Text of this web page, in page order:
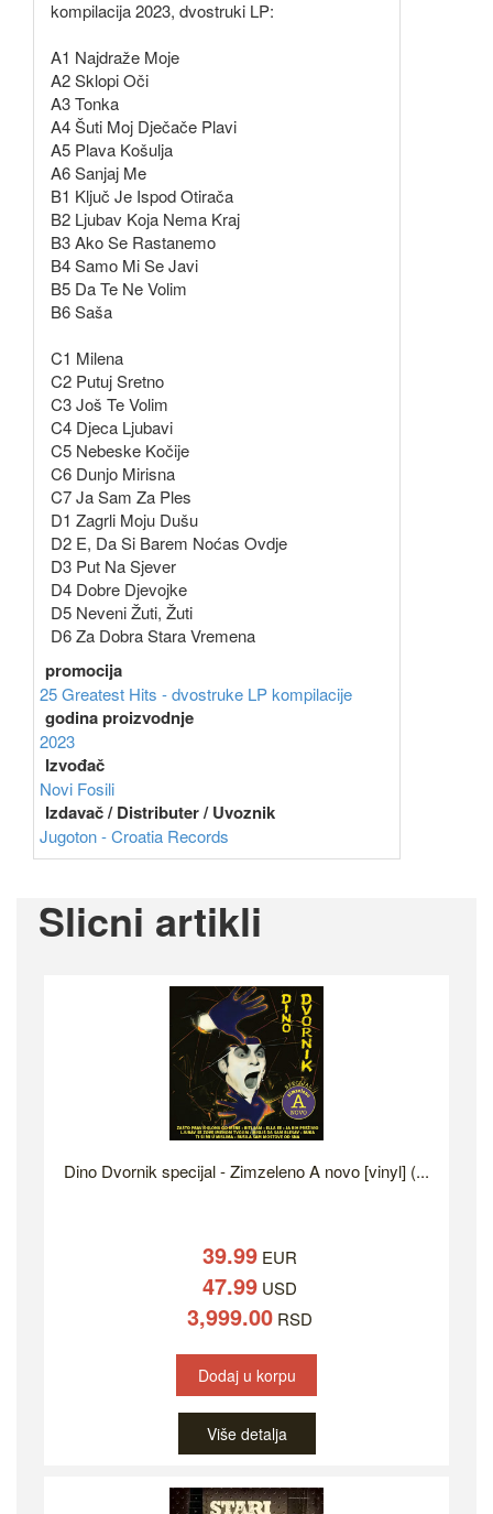
kompilacija 2023, dvostruki LP:
A1 Najdraže Moje
A2 Sklopi Oči
A3 Tonka
A4 Šuti Moj Dječače Plavi
A5 Plava Košulja
A6 Sanjaj Me
B1 Ključ Je Ispod Otirača
B2 Ljubav Koja Nema Kraj
B3 Ako Se Rastanemo
B4 Samo Mi Se Javi
B5 Da Te Ne Volim
B6 Saša
C1 Milena
C2 Putuj Sretno
C3 Još Te Volim
C4 Djeca Ljubavi
C5 Nebeske Kočije
C6 Dunjo Mirisna
C7 Ja Sam Za Ples
D1 Zagrli Moju Dušu
D2 E, Da Si Barem Noćas Ovdje
D3 Put Na Sjever
D4 Dobre Djevojke
D5 Neveni Žuti, Žuti
D6 Za Dobra Stara Vremena
promocija
25 Greatest Hits - dvostruke LP kompilacije
godina proizvodnje
2023
Izvođač
Novi Fosili
Izdavač / Distributer / Uvoznik
Jugoton - Croatia Records
Slicni artikli
Dino Dvornik specijal - Zimzeleno A novo [vinyl] (...
39.99EUR
47.99USD
3,999.00RSD
Dodaj u korpu
Više detalja